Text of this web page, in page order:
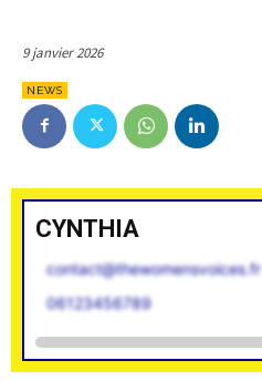
9 janvier 2026
NEWS
CYNTHIA
contact@thewomensvoices.fr
06123456789